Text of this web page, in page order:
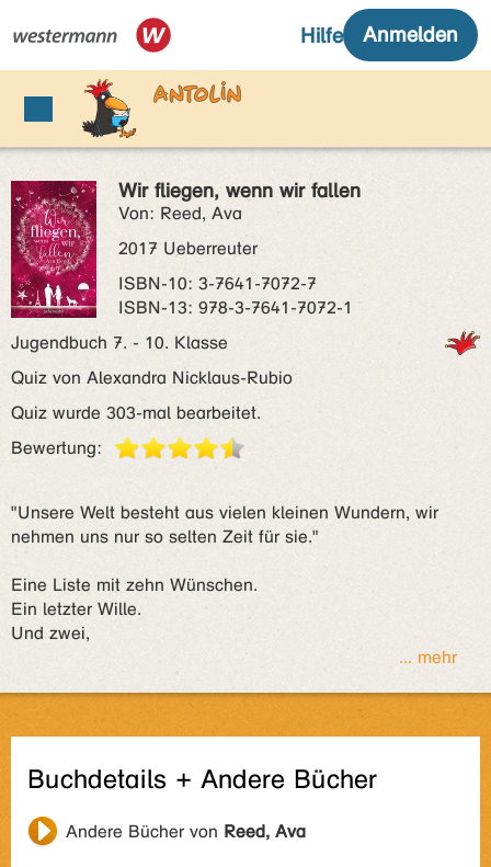
Wir fliegen, wenn wir fallen
Von: Reed, Ava
2017 Ueberreuter
ISBN‑10: 3-7641-7072-7
ISBN‑13: 978-3-7641-7072-1
Jugendbuch 7. - 10. Klasse
Quiz von Alexandra Nicklaus-Rubio
Quiz wurde 303-mal bearbeitet.
Bewertung:
"Unsere Welt besteht aus vielen kleinen Wundern, wir
nehmen uns nur so selten Zeit für sie."
Eine Liste mit zehn Wünschen.
Ein letzter Wille.
Und zwei,
... mehr
Buchdetails + Andere Bücher
Andere Bücher von Reed, Ava